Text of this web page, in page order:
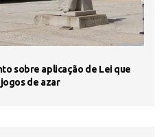
sobre aplicação de Lei que
de azar